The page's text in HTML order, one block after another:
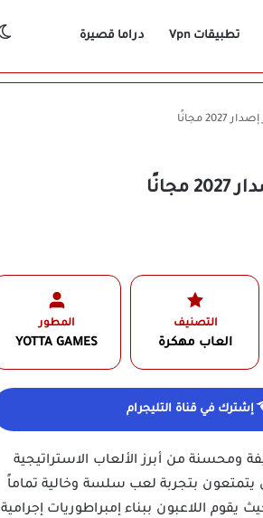
تطبيقات Vpn دراما قصيرة
التصنيف
العاب مهكرة
المطور
YOTTA GAMES
إشترك في قناة التليجرام
ومحسنة من أبرز الألعاب الاستراتيجية
يتمتعون بتجربة لعب سلسة وخالية تماماً
يقوم اللاعبون ببناء إمبراطوريات إجرامية